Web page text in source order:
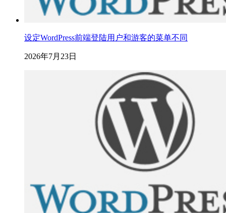
设定WordPress前端登陆用户和游客的菜单不同
2026年7月23日